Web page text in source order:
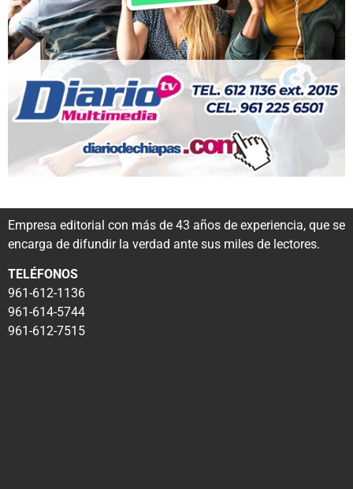
Empresa editorial con más de 43 años de experiencia, que se
encarga de difundir la verdad ante sus miles de lectores.
TELÉFONOS
961-612-1136
961-614-5744
961-612-7515